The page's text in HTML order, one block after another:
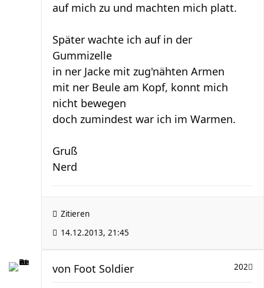
auf mich zu und machten mich platt.
Später wachte ich auf in der
Gummizelle
in ner Jacke mit zug'nähten Armen
mit ner Beule am Kopf, konnt mich
nicht bewegen
doch zumindest war ich im Warmen.
Gruß
Nerd
Zitieren
14.12.2013, 21:45
202
von Foot Soldier